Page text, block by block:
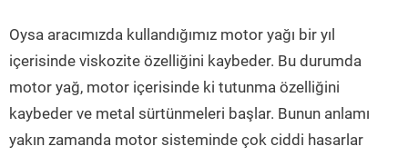
Oysa aracımızda kullandığımız motor yağı bir yıl
içerisinde viskozite özelliğini kaybeder. Bu durumda
motor yağ, motor içerisinde ki tutunma özelliğini
kaybeder ve metal sürtünmeleri başlar. Bunun anlamı
yakın zamanda motor sisteminde çok ciddi hasarlar